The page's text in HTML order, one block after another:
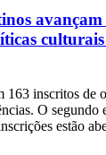
culturais
inscritos de
O segundo
estão